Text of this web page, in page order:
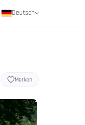
Deutsch
Englisch
Merken